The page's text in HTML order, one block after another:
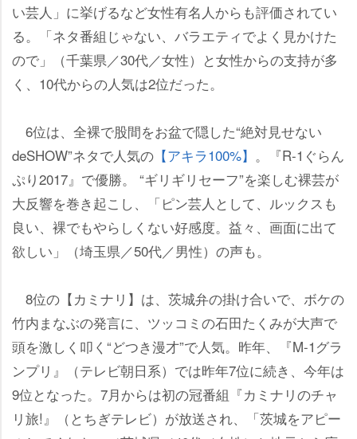
い芸人」に挙げるなど女性有名人からも評価されてい
る。「ネタ番組じゃない、バラエティでよく見かけた
ので」（千葉県／30代／女性）と女性からの支持が多
く、10代からの人気は2位だった。
6位は、全裸で股間をお盆で隠した“絶対見せない
deSHOW”ネタで人気の 【アキラ100%】 。『R-1ぐらん
ぷり2017』で優勝。 “ギリギリセーフ”を楽しむ裸芸が
大反響を巻き起こし、「ピン芸人として、ルックスも
良い、裸でもやらしくない好感度。益々、画面に出て
欲しい」（埼玉県／50代／男性）の声も。
8位の【カミナリ】は、茨城弁の掛け合いで、ボケの
竹内まなぶの発言に、ツッコミの石田たくみが大声で
頭を激しく叩く“どつき漫才”で人気。昨年、『M-1グラ
ンプリ』（テレビ朝日系）では昨年7位に続き、今年は
9位となった。7月からは初の冠番組『カミナリのチャ
リ旅!』（とちぎテレビ）が放送され、「茨城をアピー